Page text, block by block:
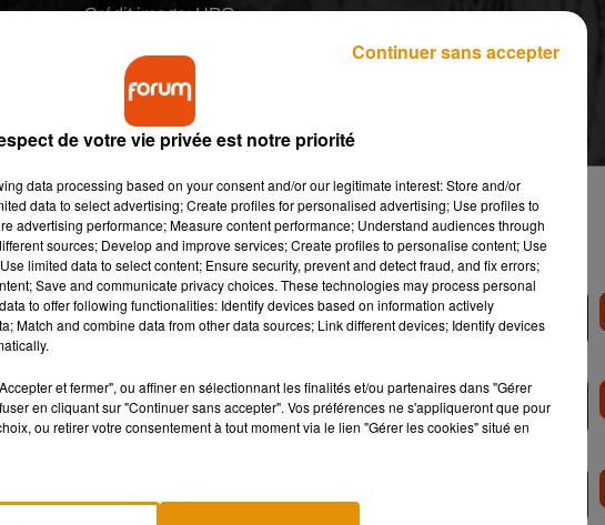
Crédit image:HBO
bien après la diffusion ? Êtes-vous
qui vous propose de révéler à vos
» a décidé de miser sur la vengeance pour son fond
ce site vous propose de spoilerGame of Thronesà
numéro de téléphone et adresse mail de la
choisir quel(s) épisode(s) vous voulez spoiler ! Il
Musique
de votre vie privée est notre priorité
data processing based on your consent and/or our legitimate interest: Store and/or
data to select advertising; Create profiles for personalised advertising; Use profiles to
advertising performance; Measure content performance; Understand audiences through
sources; Develop and improve services; Create profiles to personalise content; Use
limited data to select content; Ensure security, prevent and detect fraud, and fix errors;
Save and communicate privacy choices. These technologies may process personal
to offer following functionalities: Identify devices based on information actively
Match and combine data from other data sources; Link different devices; Identify devices
et fermer", ou affiner en sélectionnant les finalités et/ou partenaires dans "Gérer
en cliquant sur "Continuer sans accepter". Vos préférences ne s'appliqueront que pour
ou retirer votre consentement à tout moment via le lien "Gérer les cookies" situé en
Continuer sans accepter